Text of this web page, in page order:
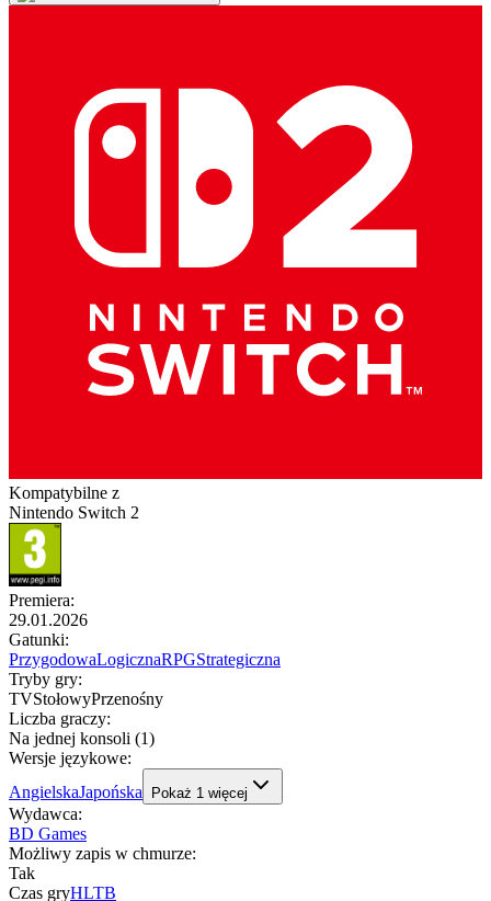
Kompatybilne z
Nintendo Switch 2
Premiera:
29.01.2026
Gatunki:
PrzygodowaLogicznaRPGStrategiczna
Tryby gry:
TVStołowyPrzenośny
Liczba graczy:
Na jednej konsoli (1)
Wersje językowe:
AngielskaJapońska Pokaż 1 więcej
Wydawca:
BD Games
Możliwy zapis w chmurze:
Tak
Czas gryHLTB